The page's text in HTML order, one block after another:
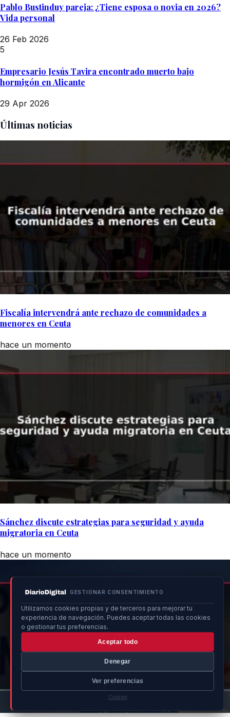
GESTIONAR CONSENTIMIENTO
Utilizamos cookies propias y de terceros para mejorar tu
experiencia de navegación. Puedes aceptar todas las cookies
o gestionar tus preferencias.
Aceptar todo
Denegar
Ver preferencias
Cookies
Pablo Bustinduy pareja: ¿Tiene esposa o novia en 2026?
Vida personal
26 Feb 2026
5
Empresario Jesús Tavira encontrado muerto bajo
hormigón en Alicante
29 Apr 2026
Últimas noticias
Fiscalía intervendrá ante rechazo de comunidades a
menores en Ceuta
hace un momento
Sánchez discute estrategias para seguridad y ayuda
migratoria en Ceuta
hace un momento